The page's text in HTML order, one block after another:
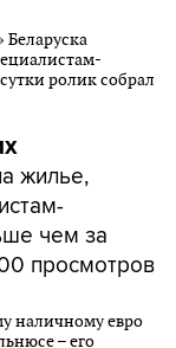
жилье,
чем за
просмотров